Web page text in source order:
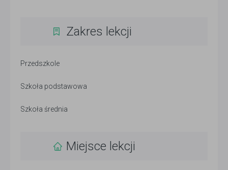
Zakres lekcji
Przedszkole
Szkoła podstawowa
Szkoła średnia
Miejsce lekcji